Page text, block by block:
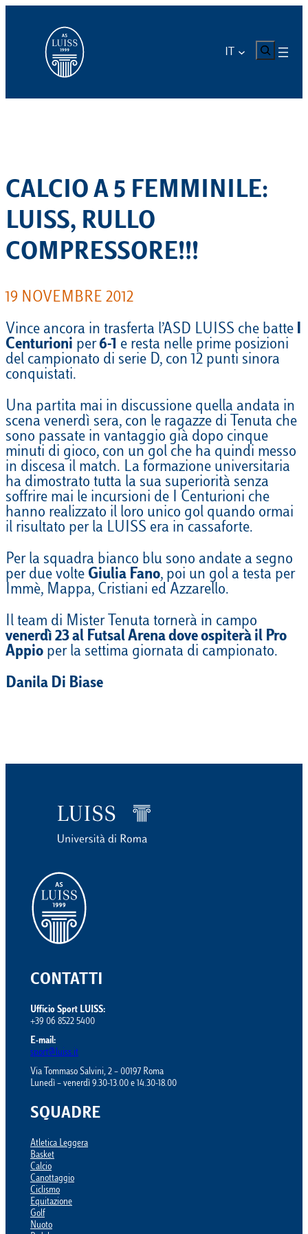
contenuto
CERCA
CALCIO A 5 FEMMINILE:
LUISS, RULLO
COMPRESSORE!!!
19 NOVEMBRE 2012
Vince ancora in trasferta l’ASD LUISS che batte I
Centurioni per6-1 e resta nelle prime posizioni
del campionato di serie D, con 12 punti sinora
conquistati.
Una partita mai in discussione quella andata in
scena venerdì sera, con le ragazze di Tenuta che
sono passate in vantaggio già dopo cinque
minuti di gioco, con un gol che ha quindi messo
in discesa il match. La formazione universitaria
ha dimostrato tutta la sua superiorità senza
soffrire mai le incursioni de I Centurioni che
hanno realizzato il loro unico gol quando ormai
il risultato per la LUISS era in cassaforte.
Per la squadra bianco blu sono andate a segno
per due volte Giulia Fano, poi un gol a testa per
Immè, Mappa, Cristiani ed Azzarello.
Il team di Mister Tenuta tornerà in campo
venerdì 23 al Futsal Arena dove ospiterà il Pro
Appio per la settima giornata di campionato.
Danila Di Biase
CONTATTI
Ufficio Sport LUISS:
+39 06 8522 5400
E-mail:
sport@luiss.it
Via Tommaso Salvini, 2 – 00197 Roma
Lunedì – venerdì 9.30-13.00 e 14.30-18.00
SQUADRE
Atletica Leggera
Basket
Calcio
Canottaggio
Ciclismo
Equitazione
Golf
Nuoto